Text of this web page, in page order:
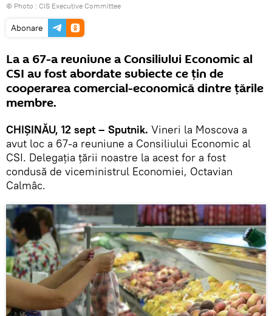
© Photo : CIS Executive Committee
Abonare
La a 67-a reuniune a Consiliului Economic al
CSI au fost abordate subiecte ce ţin de
cooperarea comercial-economică dintre ţările
membre.
CHIŞINĂU, 12 sept – Sputnik. Vineri la Moscova a
avut loc a 67-a reuniune a Consiliului Economic al
CSI. Delegația ţării noastre la acest for a fost
condusă de viceministrul Economiei, Octavian
Calmâc.